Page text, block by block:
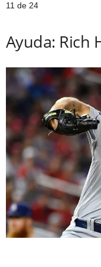
11 de 24
Ayuda: Rich